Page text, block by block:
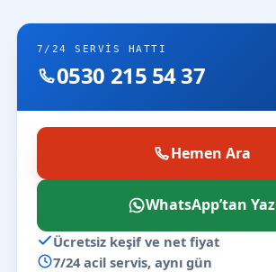
7/24 SERVIS HATTI
0530 215 54 37
Hemen Ara
WhatsApp’tan Yaz
Ücretsiz keşif ve net fiyat
7/24 acil servis, aynı gün